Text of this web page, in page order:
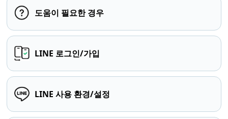
도움이 필요한 경우
LINE 로그인/가입
LINE 사용 환경/설정